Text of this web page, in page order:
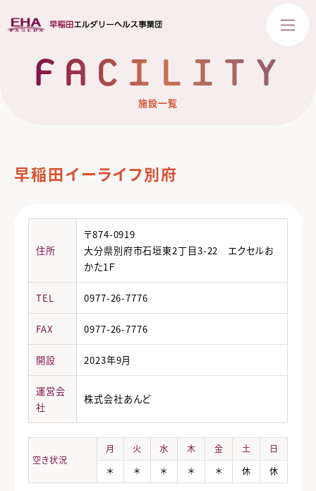
FACILITY
施設一覧
早稲田イーライフ別府
住所
〒874-0919
大分県別府市石垣東2丁目3-22 エクセルお
かた1Ｆ
TEL 0977-26-7776
FAX 0977-26-7776
開設 2023年9月
運営会
社
株式会社あんど
空き状況
月 火 水 木 金 土
日
＊
＊ ＊ ＊ ＊ 休 休